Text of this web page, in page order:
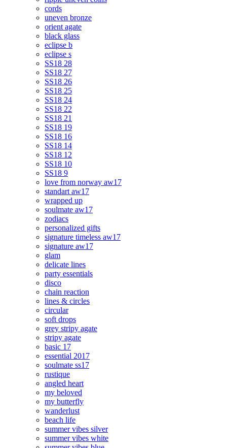
cords
uneven bronze
orient agate
black glass
eclipse b
eclipse s
SS18 28
SS18 27
SS18 26
SS18 25
SS18 24
SS18 22
SS18 21
SS18 19
SS18 16
SS18 14
SS18 12
SS18 10
SS18 9
love from norway aw17
standart aw17
wrapped up
soulmate aw17
zodiacs
personalized gifts
signature timeless aw17
signature aw17
glam
delicate lines
party essentials
disco
chain reaction
lines & circles
circular
soft drops
grey stripy agate
stripy agate
basic 17
essential 2017
soulmate ss17
rustique
angled heart
my beloved
my butterfly
wanderlust
beach life
summer vibes silver
summer vibes white